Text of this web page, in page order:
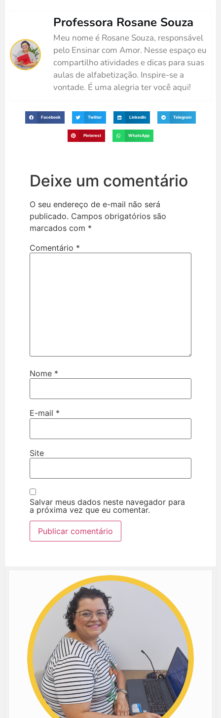
Professora Rosane Souza
Meu nome é Rosane Souza, responsável
pelo Ensinar com Amor. Nesse espaço eu
compartilho atividades e dicas para suas
aulas de alfabetização. Inspire-se a
vontade. É uma alegria ter você aqui!
Facebook Twitter LinkedIn Telegram
Pinterest WhatsApp
Deixe um comentário
O seu endereço de e-mail não será
publicado. Campos obrigatórios são
marcados com *
Comentário *
Nome *
E-mail *
Site
Salvar meus dados neste navegador para
a próxima vez que eu comentar.